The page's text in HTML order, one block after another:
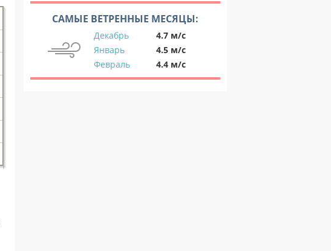
САМЫЕ ВЕТРЕННЫЕ МЕСЯЦЫ:
Декабрь
4.7 м/с
Январь
4.5 м/с
Февраль
4.4 м/с